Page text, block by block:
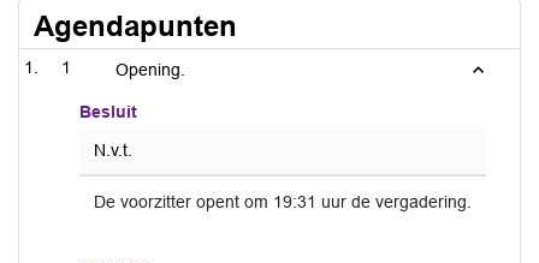
Agendapunten
1 Opening.
Besluit
N.v.t.
De voorzitter opent om 19:31 uur de vergadering.